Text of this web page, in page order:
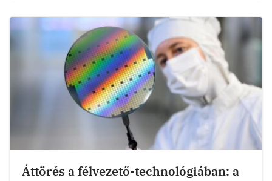
Áttörés a félvezető-technológiában: a